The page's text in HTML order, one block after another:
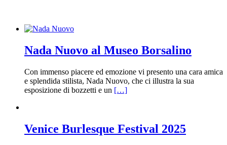
Nada Nuovo al Museo Borsalino
Con immenso piacere ed emozione vi presento una cara amica
e splendida stilista, Nada Nuovo, che ci illustra la sua
esposizione di bozzetti e un […]
Venice Burlesque Festival 2025